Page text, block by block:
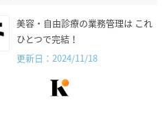
美容・自由診療の業務管理は これ
ひとつで完結！
更新日：2024/11/18